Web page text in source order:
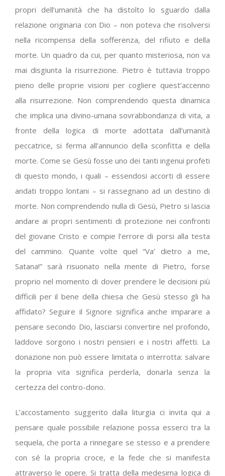
propri dell’umanità che ha distolto lo sguardo dalla
relazione originaria con Dio – non poteva che risolversi
nella ricompensa della sofferenza, del rifiuto e della
morte. Un quadro da cui, per quanto misteriosa, non va
mai disgiunta la risurrezione. Pietro è tuttavia troppo
pieno delle proprie visioni per cogliere quest’accenno
alla risurrezione. Non comprendendo questa dinamica
che implica una divino-umana sovrabbondanza di vita, a
fronte della logica di morte adottata dall’umanità
peccatrice, si ferma all’annuncio della sconfitta e della
morte. Come se Gesù fosse uno dei tanti ingenui profeti
di questo mondo, i quali – essendosi accorti di essere
andati troppo lontani – si rassegnano ad un destino di
morte. Non comprendendo nulla di Gesù, Pietro si lascia
andare ai propri sentimenti di protezione nei confronti
del giovane Cristo e compie l’errore di porsi alla testa
del cammino. Quante volte quel “Va’ dietro a me,
Satana!” sarà risuonato nella mente di Pietro, forse
proprio nel momento di dover prendere le decisioni più
difficili per il bene della chiesa che Gesù stesso gli ha
affidato? Seguire il Signore significa anche imparare a
pensare secondo Dio, lasciarsi convertire nel profondo,
laddove sorgono i nostri pensieri e i nostri affetti. La
donazione non può essere limitata o interrotta: salvare
la propria vita significa perderla, donarla senza la
certezza del contro-dono.
L’accostamento suggerito dalla liturgia ci invita qui a
pensare quale possibile relazione possa esserci tra la
sequela, che porta a rinnegare se stesso e a prendere
con sé la propria croce, e la fede che si manifesta
attraverso le opere. Si tratta della medesima logica di